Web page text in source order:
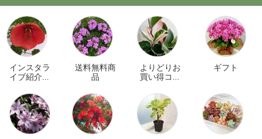
インスタラ
イブ紹介商
送料無料商
品
よりどりお
買い得コー
ギフト